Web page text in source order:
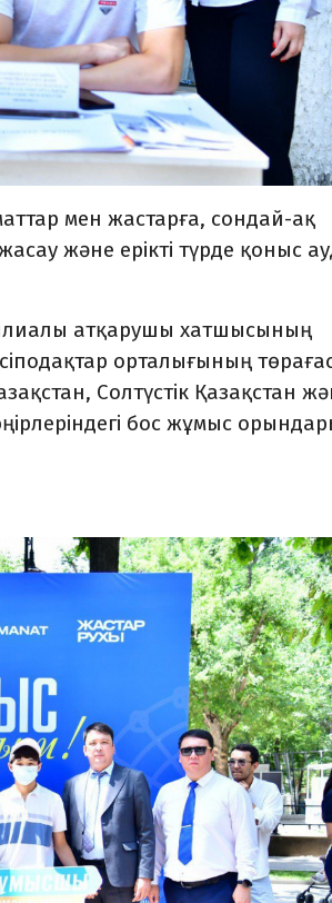
мен жастарға, сондай-ақ
және ерікті түрде қоныс
атқарушы хатшысының
орталығының
Солтүстік Қазақстан
бос жұмыс